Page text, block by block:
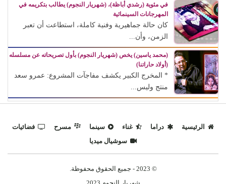
في مئوية (رشدي أباظة)، (شهريار النجوم) يطالب بتكريمه في
المهرجانات السينمائية
كان حالة جماهيرية وفنية كاملة، استطاعت أن تعبر
الزمن، وأن...
(محمد ياسين) يخص (شهريار النجوم) بأول تصريحاته عن مسلسله
(أولاد حاراتنا)
* المخرج الكبير يكشف مفاجآت المشروع: عمرو سعد
منتج وليس...
الرئيسية دراما غناء سينما مسرح
فضائيات
سوشيال ميديا
© 2023 - جميع الحقوق محفوظة.